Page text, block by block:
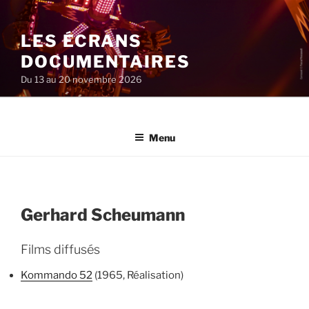
au
contenu
principal
LES ÉCRANS
DOCUMENTAIRES
Du 13 au 20 novembre 2026
Menu
Gerhard Scheumann
Films diffusés
Kommando 52 (1965, Réalisation)